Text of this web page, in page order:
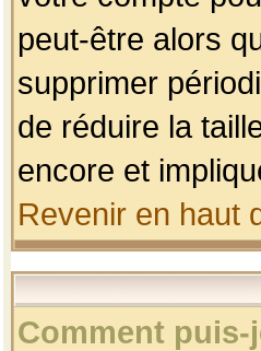
peut-être alors
supprimer
de réduire la
encore et
Revenir en haut
Comment puis-